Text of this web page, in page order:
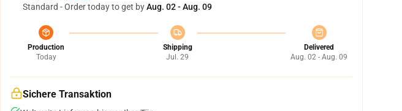
Standard - Order today to get byAug. 02 - Aug. 09
Production
Today
Shipping
Jul. 29
Delivered
Aug. 02 - Aug. 09
Sichere Transaktion